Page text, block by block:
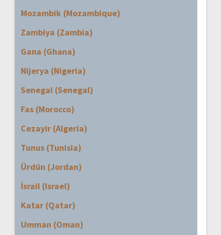
Mozambik (Mozambique)
Zambiya (Zambia)
Gana (Ghana)
Nijerya (Nigeria)
Senegal (Senegal)
Fas (Morocco)
Cezayir (Algeria)
Tunus (Tunisia)
Ürdün (Jordan)
İsrail (Israel)
Katar (Qatar)
Umman (Oman)